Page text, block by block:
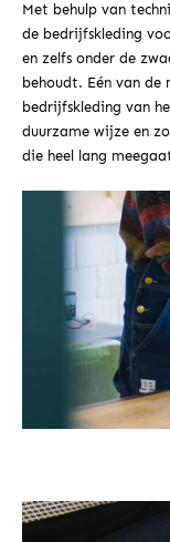
Met behulp van
de bedrijfskleding
en zelfs onder de
behoudt. Eén van de
bedrijfskleding van
duurzame wijze en
die heel lang